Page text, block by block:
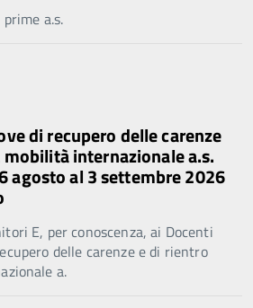
a.s.
di recupero delle carenze
internazionale a.s.
agosto al 3 settembre 2026
E, per conoscenza, ai Docenti
delle carenze e di rientro
a.